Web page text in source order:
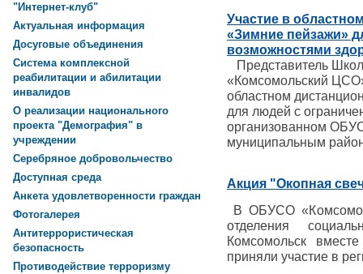
Участие в
«Зимние пейзажи»
возможностями
Представитель
«Комсомольский
областном
для людей с
организованном
муниципальным
Акция "Окопная
В ОБУСО
отделения
Комсомольск
приняли участие в
"Интернет-клуб"
Актуальная информация
Досуговые объединения
Система комплексной
реабилитации и абилитации
инвалидов
О реализации национального
проекта "Демография" в
учреждении
Серебряное добровольчество
Доступная среда
Анкета удовлетворенности граждан
Фотогалерея
Антитеррористическая
безопасность
Противодействие терроризму